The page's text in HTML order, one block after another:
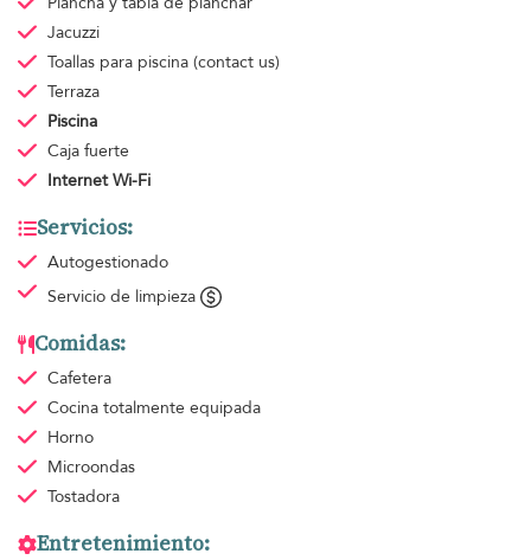
Jacuzzi
Toallas para piscina (contact us)
Terraza
Piscina
Caja fuerte
Internet Wi-Fi
Servicios:
Autogestionado
Servicio de limpieza
Comidas:
Cafetera
Cocina totalmente equipada
Horno
Microondas
Tostadora
Entretenimiento: